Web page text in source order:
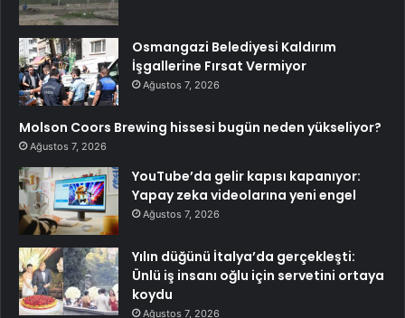
Osmangazi Belediyesi Kaldırım
İşgallerine Fırsat Vermiyor
Ağustos 7, 2026
Molson Coors Brewing hissesi bugün neden yükseliyor?
Ağustos 7, 2026
YouTube’da gelir kapısı kapanıyor:
Yapay zeka videolarına yeni engel
Ağustos 7, 2026
Yılın düğünü İtalya’da gerçekleşti:
Ünlü iş insanı oğlu için servetini ortaya
koydu
Ağustos 7, 2026